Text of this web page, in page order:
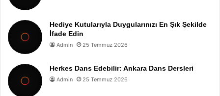
Hediye Kutularıyla Duygularınızı En Şık Şekilde
İfade Edin
Admin 25 Temmuz 2026
Herkes Dans Edebilir: Ankara Dans Dersleri
Admin 25 Temmuz 2026